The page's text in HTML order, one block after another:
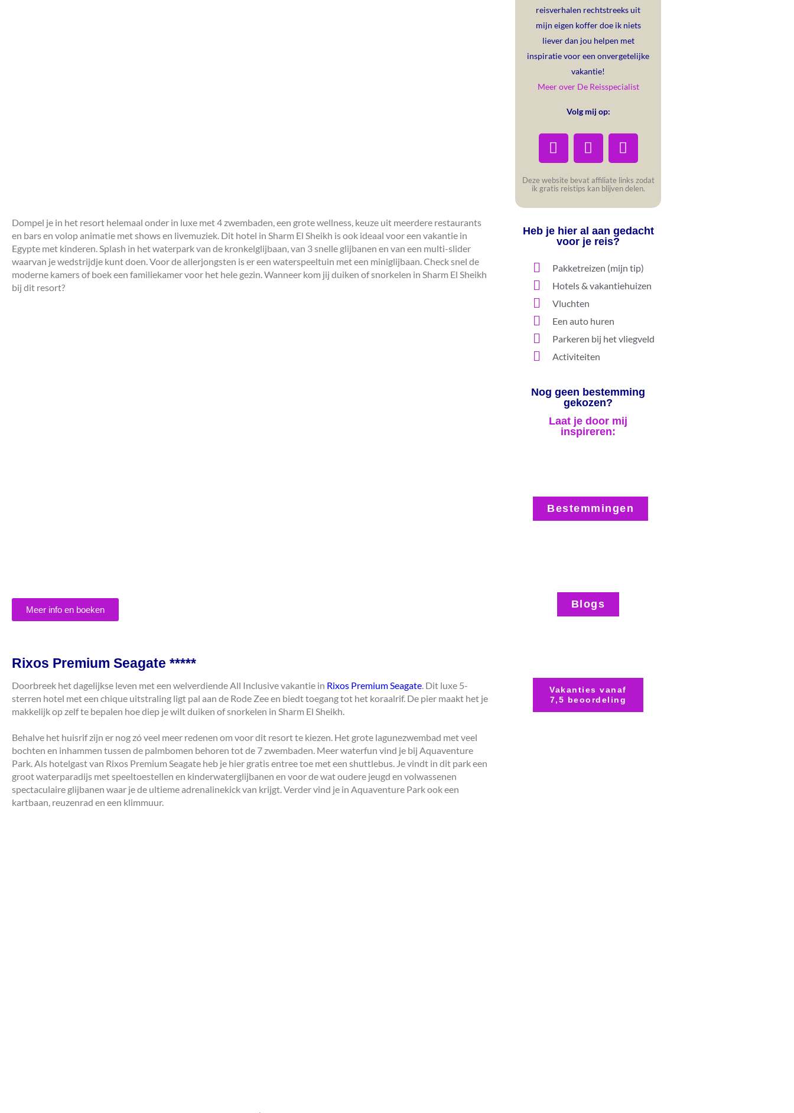
Dompel je in het resort helemaal onder in luxe met 4 zwembaden, een grote wellness, keuze uit meerdere restaurants
en bars en volop animatie met shows en livemuziek. Dit hotel in Sharm El Sheikh is ook ideaal voor een vakantie in
Egypte met kinderen. Splash in het waterpark van de kronkelglijbaan, van 3 snelle glijbanen en van een multi-slider
waarvan je wedstrijdje kunt doen. Voor de allerjongsten is er een waterspeeltuin met een miniglijbaan. Check snel de
moderne kamers of boek een familiekamer voor het hele gezin. Wanneer kom jij duiken of snorkelen in Sharm El Sheikh
bij dit resort?
Meer info en boeken
Rixos Premium Seagate *****
Doorbreek het dagelijkse leven met een welverdiende All Inclusive vakantie in Rixos Premium Seagate . Dit luxe 5-
sterren hotel met een chique uitstraling ligt pal aan de Rode Zee en biedt toegang tot het koraalrif. De pier maakt het je
makkelijk op zelf te bepalen hoe diep je wilt duiken of snorkelen in Sharm El Sheikh.
Behalve het huisrif zijn er nog zó veel meer redenen om voor dit resort te kiezen. Het grote lagunezwembad met veel
bochten en inhammen tussen de palmbomen behoren tot de 7 zwembaden. Meer waterfun vind je bij Aquaventure
Park. Als hotelgast van Rixos Premium Seagate heb je hier gratis entree toe met een shuttlebus. Je vindt in dit park een
groot waterparadijs met speeltoestellen en kinderwaterglijbanen en voor de wat oudere jeugd en volwassenen
spectaculaire glijbanen waar je de ultieme adrenalinekick van krijgt. Verder vind je in Aquaventure Park ook een
kartbaan, reuzenrad en een klimmuur.
reisverhalen rechtstreeks uit
mijn eigen koffer doe ik niets
liever dan jou helpen met
inspiratie voor een onvergetelijke
vakantie!
Meer over De Reisspecialist
Volg mij op:
Deze website bevat affiliate links zodat
ik gratis reistips kan blijven delen.
Heb je hier al aan gedacht
voor je reis?
Pakketreizen (mijn tip)
Hotels & vakantiehuizen
Vluchten
Een auto huren
Parkeren bij het vliegveld
Activiteiten
Nog geen bestemming
gekozen?
Laat je door mij
inspireren:
Bestemmingen
Blogs
Vakanties vanaf
7,5 beoordeling